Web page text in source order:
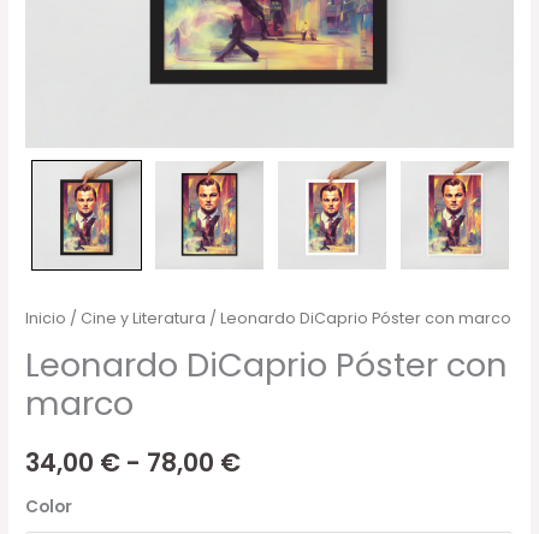
Inicio / Cine y Literatura / Leonardo DiCaprio Póster con marco
Leonardo DiCaprio Póster con
marco
34,00 € - 78,00 €
Color